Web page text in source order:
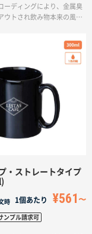
ーディングにより、金属臭
ウトされ飲み物本来の風味
されたスクリューロックに
漏れにくくなっておりま
・ストレートタイプ
時 1個あたり ¥561
ンプル請求可